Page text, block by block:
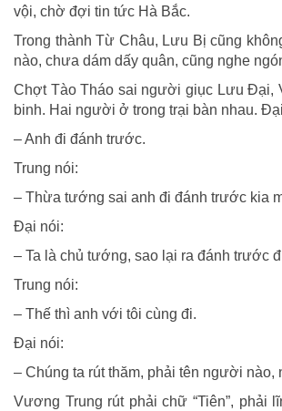
vội, chờ đợi tin tức Hà Bắc.
Trong thành Từ Châu, Lưu Bị cũng
nào, chưa dám dấy quân, cũng nghe
Chợt Tào Tháo sai người giục Lưu Đại,
binh. Hai người ở trong trại bàn nhau.
– Anh đi đánh trước.
Trung nói:
– Thừa tướng sai anh đi đánh trước kia
Đại nói:
– Ta là chủ tướng, sao lại ra đánh trước
Trung nói:
– Thế thì anh với tôi cùng đi.
Đại nói:
– Chúng ta rút thăm, phải tên người nào,
Vương Trung rút phải chữ “Tiên”, phải